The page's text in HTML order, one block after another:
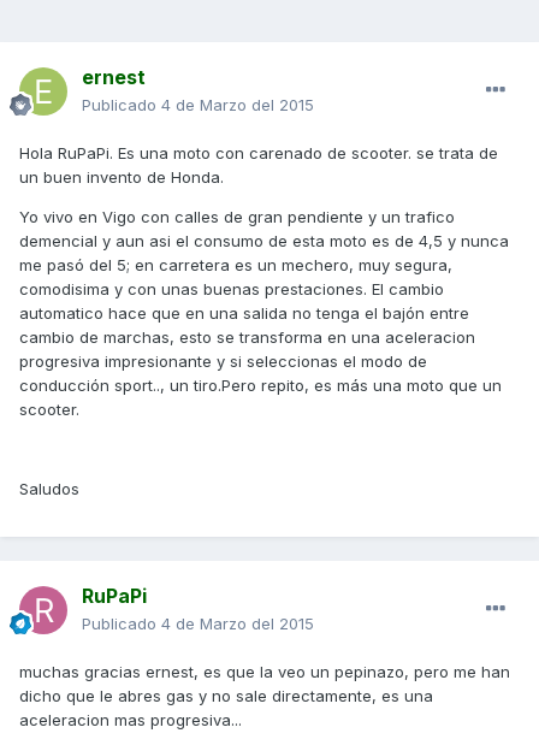
ernest
Publicado 4 de Marzo del 2015
Hola RuPaPi. Es una moto con carenado de scooter. se trata de
un buen invento de Honda.
Yo vivo en Vigo con calles de gran pendiente y un trafico
demencial y aun asi el consumo de esta moto es de 4,5 y nunca
me pasó del 5; en carretera es un mechero, muy segura,
comodisima y con unas buenas prestaciones. El cambio
automatico hace que en una salida no tenga el bajón entre
cambio de marchas, esto se transforma en una aceleracion
progresiva impresionante y si seleccionas el modo de
conducción sport.., un tiro.Pero repito, es más una moto que un
scooter.
Saludos
RuPaPi
Publicado 4 de Marzo del 2015
muchas gracias ernest, es que la veo un pepinazo, pero me han
dicho que le abres gas y no sale directamente, es una
aceleracion mas progresiva...